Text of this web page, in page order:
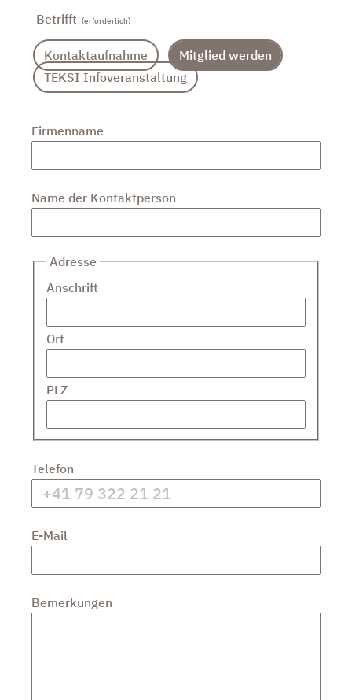
Betrifft (erforderlich)
Kontaktaufnahme
Mitglied werden
TEKSI Infoveranstaltung
Firmenname
Name der Kontaktperson
Adresse
Anschrift
Ort
PLZ
Telefon
E-Mail
Bemerkungen